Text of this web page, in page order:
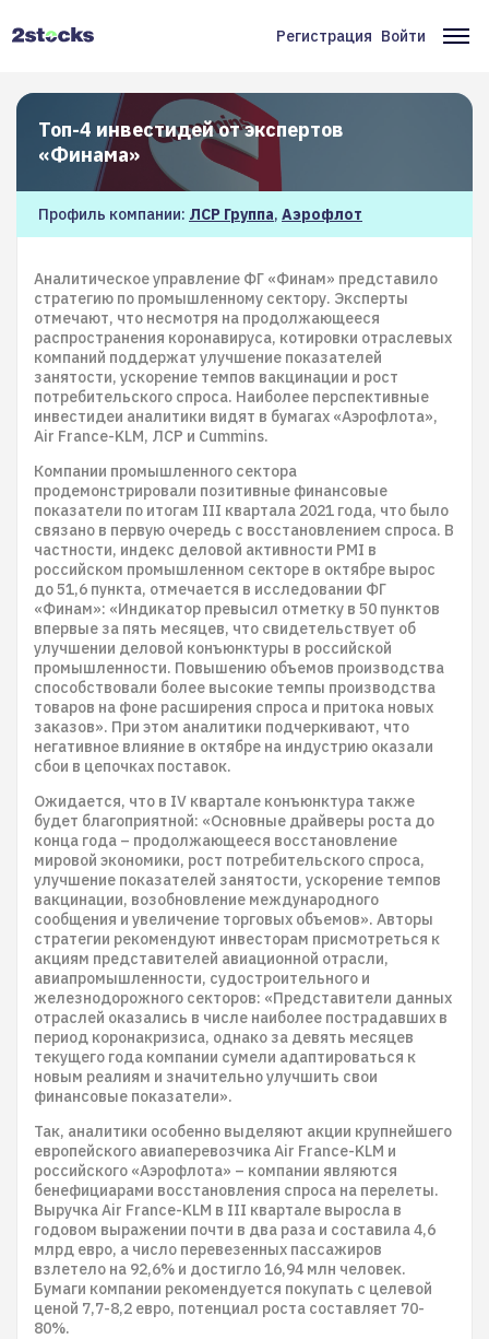
Меню
учётной
записи
пользователя
Регистрация Войти
Топ-4 инвестидей от экспертов
«Финама»
Профиль компании: ЛСР Группа, Аэрофлот
Аналитическое управление ФГ «Финам» представило
стратегию по промышленному сектору. Эксперты
отмечают, что несмотря на продолжающееся
распространения коронавируса, котировки отраслевых
компаний поддержат улучшение показателей
занятости, ускорение темпов вакцинации и рост
потребительского спроса. Наиболее перспективные
инвестидеи аналитики видят в бумагах «Аэрофлота»,
Air France-KLM, ЛСР и Cummins.
Компании промышленного сектора
продемонстрировали позитивные финансовые
показатели по итогам III квартала 2021 года, что было
связано в первую очередь с восстановлением спроса. В
частности, индекс деловой активности PMI в
российском промышленном секторе в октябре вырос
до 51,6 пункта, отмечается в исследовании ФГ
«Финам»: «Индикатор превысил отметку в 50 пунктов
впервые за пять месяцев, что свидетельствует об
улучшении деловой конъюнктуры в российской
промышленности. Повышению объемов производства
способствовали более высокие темпы производства
товаров на фоне расширения спроса и притока новых
заказов». При этом аналитики подчеркивают, что
негативное влияние в октябре на индустрию оказали
сбои в цепочках поставок.
Ожидается, что в IV квартале конъюнктура также
будет благоприятной: «Основные драйверы роста до
конца года – продолжающееся восстановление
мировой экономики, рост потребительского спроса,
улучшение показателей занятости, ускорение темпов
вакцинации, возобновление международного
сообщения и увеличение торговых объемов». Авторы
стратегии рекомендуют инвесторам присмотреться к
акциям представителей авиационной отрасли,
авиапромышленности, судостроительного и
железнодорожного секторов: «Представители данных
отраслей оказались в числе наиболее пострадавших в
период коронакризиса, однако за девять месяцев
текущего года компании сумели адаптироваться к
новым реалиям и значительно улучшить свои
финансовые показатели».
Так, аналитики особенно выделяют акции крупнейшего
европейского авиаперевозчика Air France-KLM и
российского «Аэрофлота» – компании являются
бенефициарами восстановления спроса на перелеты.
Выручка Air France-KLM в III квартале выросла в
годовом выражении почти в два раза и составила 4,6
млрд евро, а число перевезенных пассажиров
взлетело на 92,6% и достигло 16,94 млн человек.
Бумаги компании рекомендуется покупать с целевой
ценой 7,7-8,2 евро, потенциал роста составляет 70-
80%.